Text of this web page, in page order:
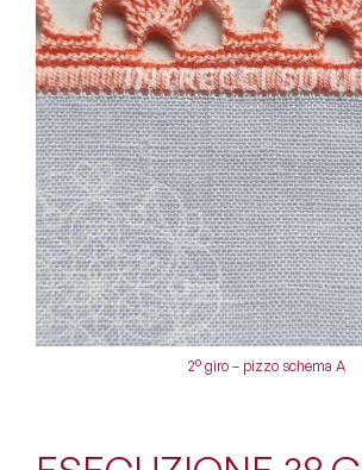
2° giro – pizzo schema A